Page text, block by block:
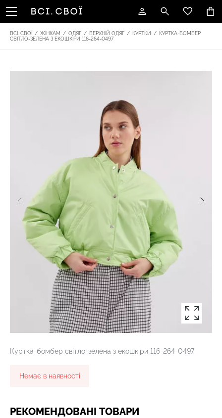
ВСІ. СВОЇ / ЖІНКАМ / ОДЯГ / ВЕРХНІЙ ОДЯГ / КУРТКИ / КУРТКА-БОМБЕР
СВІТЛО-ЗЕЛЕНА З ЕКОШКІРИ 116-264-0497
Куртка-бомбер світло-зелена з екошкіри 116-264-0497
Немає в наявності
РЕКОМЕНДОВАНІ ТОВАРИ